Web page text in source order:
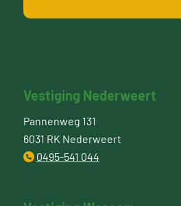
Vestiging Nederweert
Pannenweg 131
6031 RK Nederweert
0495-541 044